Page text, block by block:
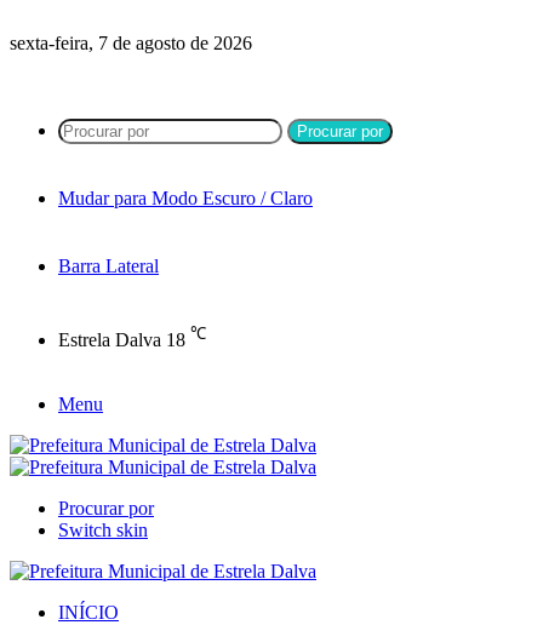
sexta-feira, 7 de agosto de 2026
Procurar por
Mudar para Modo Escuro / Claro
Barra Lateral
Estrela Dalva 18 ℃
Menu
Procurar por
Switch skin
INÍCIO